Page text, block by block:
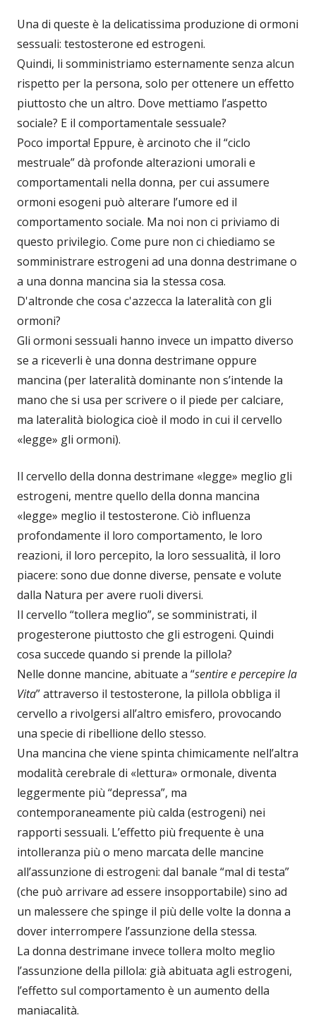
Una di queste è la delicatissima produzione di ormoni
sessuali: testosterone ed estrogeni.
Quindi, li somministriamo esternamente senza alcun
rispetto per la persona, solo per ottenere un effetto
piuttosto che un altro. Dove mettiamo l’aspetto
sociale? E il comportamentale sessuale?
Poco importa! Eppure, è arcinoto che il “ciclo
mestruale” dà profonde alterazioni umorali e
comportamentali nella donna, per cui assumere
ormoni esogeni può alterare l’umore ed il
comportamento sociale. Ma noi non ci priviamo di
questo privilegio. Come pure non ci chiediamo se
somministrare estrogeni ad una donna destrimane o
a una donna mancina sia la stessa cosa.
D'altronde che cosa c'azzecca la lateralità con gli
ormoni?
Gli ormoni sessuali hanno invece un impatto diverso
se a riceverli è una donna destrimane oppure
mancina (per lateralità dominante non s’intende la
mano che si usa per scrivere o il piede per calciare,
ma lateralità biologica cioè il modo in cui il cervello
«legge» gli ormoni).
Il cervello della donna destrimane «legge» meglio gli
estrogeni, mentre quello della donna mancina
«legge» meglio il testosterone. Ciò influenza
profondamente il loro comportamento, le loro
reazioni, il loro percepito, la loro sessualità, il loro
piacere: sono due donne diverse, pensate e volute
dalla Natura per avere ruoli diversi.
Il cervello “tollera meglio”, se somministrati, il
progesterone piuttosto che gli estrogeni. Quindi
cosa succede quando si prende la pillola?
Nelle donne mancine, abituate a “sentire e percepire la
Vita” attraverso il testosterone, la pillola obbliga il
cervello a rivolgersi all’altro emisfero, provocando
una specie di ribellione dello stesso.
Una mancina che viene spinta chimicamente nell’altra
modalità cerebrale di «lettura» ormonale, diventa
leggermente più “depressa”, ma
contemporaneamente più calda (estrogeni) nei
rapporti sessuali. L’effetto più frequente è una
intolleranza più o meno marcata delle mancine
all’assunzione di estrogeni: dal banale “mal di testa”
(che può arrivare ad essere insopportabile) sino ad
un malessere che spinge il più delle volte la donna a
dover interrompere l’assunzione della stessa.
La donna destrimane invece tollera molto meglio
l’assunzione della pillola: già abituata agli estrogeni,
l’effetto sul comportamento è un aumento della
maniacalità.